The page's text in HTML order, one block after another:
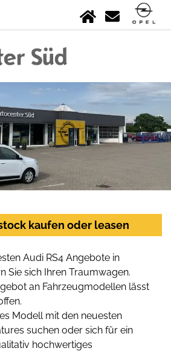
kaufen oder leasen
Audi RS4 Angebote in
Sie sich Ihren Traumwagen.
an Fahrzeugmodellen lässt
Modell mit den neuesten
suchen oder sich für ein
hochwertiges